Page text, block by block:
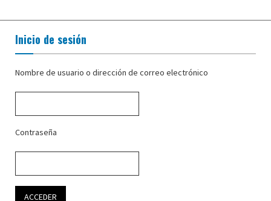
Inicio de sesión
Nombre de usuario o dirección de correo electrónico
Contraseña